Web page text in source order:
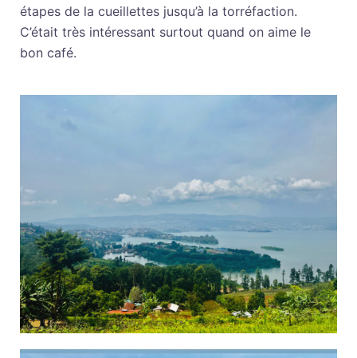
étapes de la cueillettes jusqu’à la torréfaction.
C’était très intéressant surtout quand on aime le
bon café.